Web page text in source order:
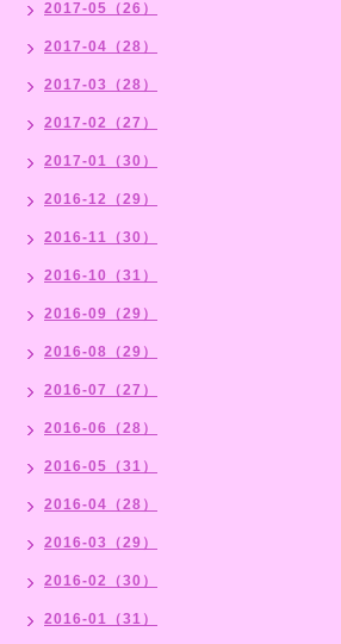
2017-05（26）
2017-04（28）
2017-03（28）
2017-02（27）
2017-01（30）
2016-12（29）
2016-11（30）
2016-10（31）
2016-09（29）
2016-08（29）
2016-07（27）
2016-06（28）
2016-05（31）
2016-04（28）
2016-03（29）
2016-02（30）
2016-01（31）